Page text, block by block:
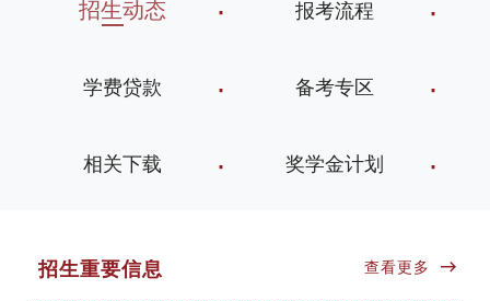
招生动态 报考流程
学费贷款 备考专区
相关下载 奖学金计划
招生重要信息 查看更多